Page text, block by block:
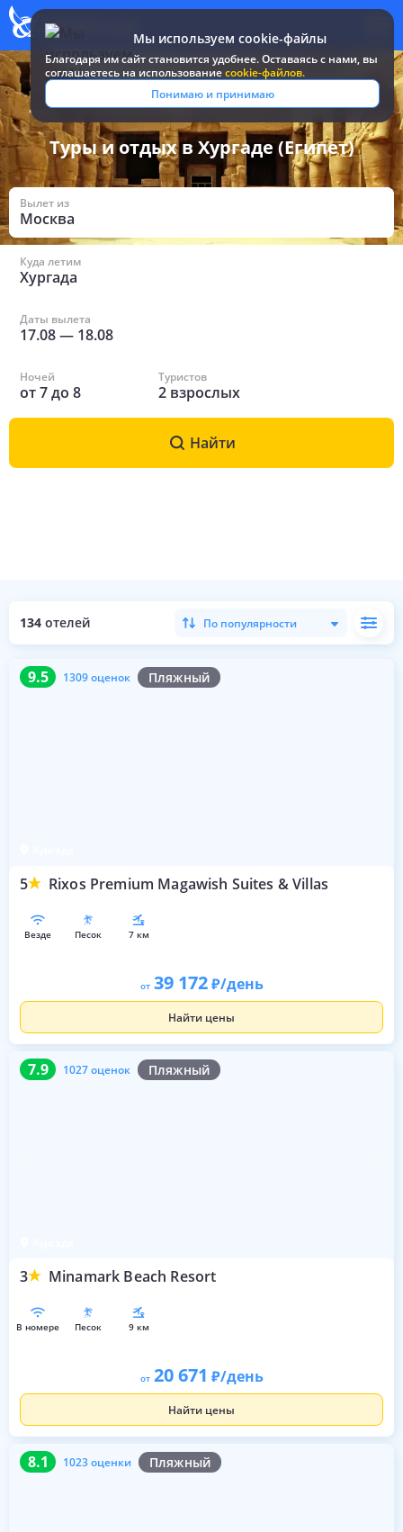
Мы используем cookie-файлы
Благодаря им сайт становится удобнее. Оставаясь c нами, вы
соглашаетесь на использованиеcookie-файлов.
Понимаю и принимаю
Все туры и путевки / Египет / в Хургаде
Туры и отдых в Хургаде (Египет)
Вылет из
Москва
Куда летим
Хургада
Даты вылета
17.08— 18.08
Ночей
от7до 8
Туристов
2 взрослых
Найти
134 отелей По популярности
9.5 1309 оценок Пляжный
5 Rixos Premium Magawish Suites & Villas
9.5 1309 оценок
везде песок 7 км
от 39 172 /день
Найти цены
7.9 1027 оценок Пляжный
3 Minamark Beach Resort
7.9 1027 оценок
в номере песок 9 км
от 20 671 /день
Найти цены
8.1 1023 оценки Пляжный
8.1 1023 оценки